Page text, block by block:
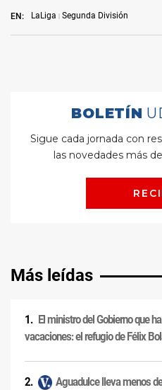
EN: LaLiga Segunda División
Más leídas
El ministro del Gobierno que
vacaciones: el refugio de Félix
Aguadulce lleva menos